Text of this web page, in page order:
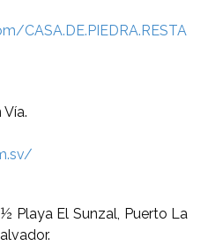
CASA.DE.PIEDRA.RESTA
Playa El Sunzal, Puerto La